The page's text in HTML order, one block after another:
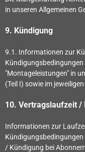
in unseren Allgemeinen
9. Kündigung
9.1. Informationen zur
Kündigungsbedingungen
"Montageleistungen" in
(Teil I) sowie im
10. Vertragslaufzeit /
Informationen zur
/ Kündigung bei